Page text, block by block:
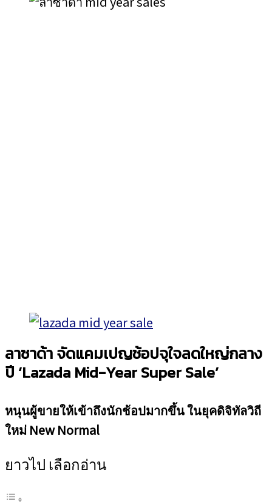
ลาซาด้า จัดแคมเปญช้อปจุใจลดใหญ่กลาง
ปี ‘Lazada Mid-Year Super Sale’
หนุนผู้ขายให้เข้าถึงนักช้อปมากขึ้น ในยุคดิจิทัลวิถี
ใหม่ New Normal
ยาวไป เลือกอ่าน